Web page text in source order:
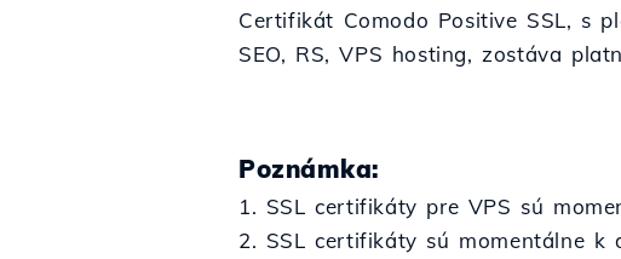
Certifikát Comodo Positive SSL, s
SEO, RS, VPS hosting, zostáva
Poznámka:
1. SSL certifikáty pre VPS sú
2. SSL certifikáty sú momentálne k